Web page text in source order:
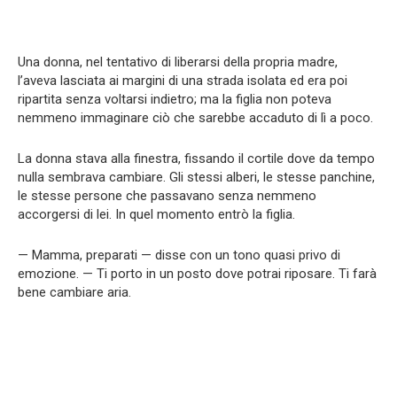
Una donna, nel tentativo di liberarsi della propria madre,
l’aveva lasciata ai margini di una strada isolata ed era poi
ripartita senza voltarsi indietro; ma la figlia non poteva
nemmeno immaginare ciò che sarebbe accaduto di lì a poco.
La donna stava alla finestra, fissando il cortile dove da tempo
nulla sembrava cambiare. Gli stessi alberi, le stesse panchine,
le stesse persone che passavano senza nemmeno
accorgersi di lei. In quel momento entrò la figlia.
— Mamma, preparati — disse con un tono quasi privo di
emozione. — Ti porto in un posto dove potrai riposare. Ti farà
bene cambiare aria.